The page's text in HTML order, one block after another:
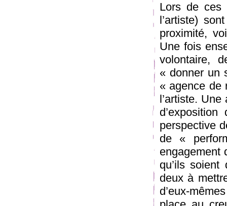
Lors de ces
l’artiste)
proximité,
Une fois
volontaire,
« donner un
« agence de
l’artiste.
perspective
de «
engagement
qu’ils
deux à
d’eux-